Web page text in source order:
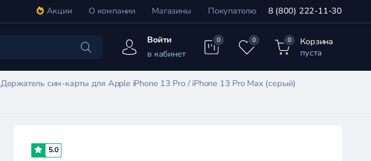
Акции О компании Магазины Покупателю 8 (800) 222-11-30
Войти
в кабинет
0 0 0
Корзина
пуста
Держатель сим-карты для Apple iPhone 13 Pro / iPhone 13 Pro Max (серый)
5.0